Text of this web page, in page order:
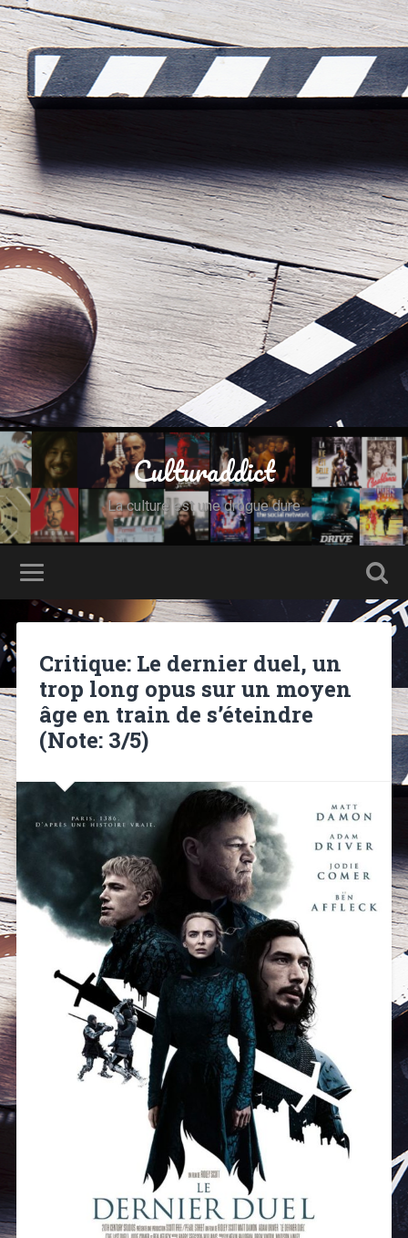
Culturaddict
La culture est une drogue dure
Critique: Le dernier duel, un
trop long opus sur un moyen
âge en train de s’éteindre
(Note: 3/5)